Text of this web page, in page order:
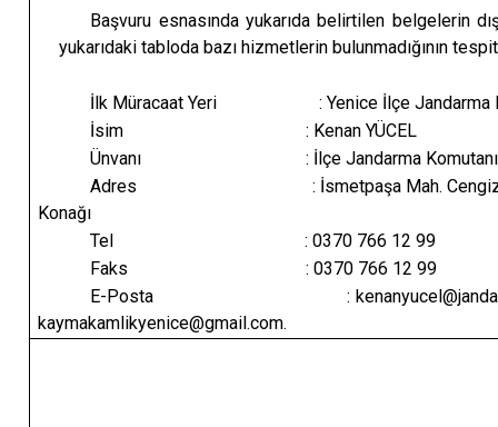
Başvuru esnasında yukarıda belirtilen belgelerin
yukarıdaki tabloda bazı hizmetlerin bulunmadığının
İlk Müracaat Yeri : Yenice
İsim : Kenan
Ünvanı : İlçe
Adres : İsmetpaşa
Konağı
Tel : 0370
Faks : 0370
E-Posta :
kaymakamlikyenice@gmail.com.